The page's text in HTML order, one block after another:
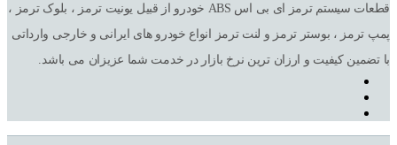
قطعات سیستم ترمز ای بی اس ABS خودرو از قبیل یونیت ترمز ، بلوک ترمز ،
پمپ ترمز ، بوستر ترمز و لنت ترمز انواع خودرو های ایرانی و خارجی وارداتی
با تضمین کیفیت و ارزان ترین نرخ بازار در خدمت شما عزیزان می باشد.